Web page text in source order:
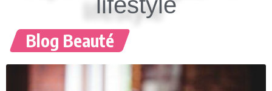
Blog Beauté